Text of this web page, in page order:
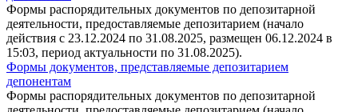
Формы распорядительных документов по депозитарной
деятельности, предоставляемые депозитарием (начало
действия с 23.12.2024 по 31.08.2025, размещен 06.12.2024 в
15:03, период актуальности по 31.08.2025).
Формы документов, представляемые депозитарием
депонентам
Формы распорядительных документов по депозитарной